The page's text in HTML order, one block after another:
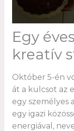
Egy
kreatív
Október 5-én
át a kulcsot az
egy személyes
egy igazi
energiával,